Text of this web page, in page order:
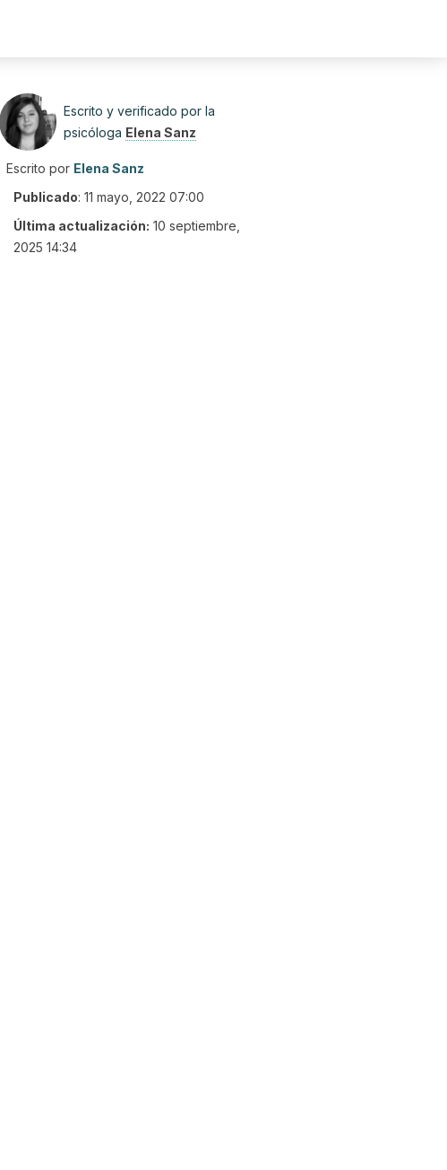
Escrito y verificado por la
psicóloga Elena Sanz
Escrito por Elena Sanz
Publicado: 11 mayo, 2022 07:00
Última actualización: 10 septiembre,
2025 14:34